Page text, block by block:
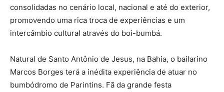
consolidadas no cenário local, nacional e até do exterior,
promovendo uma rica troca de experiências e um
intercâmbio cultural através do boi-bumbá.
Natural de Santo Antônio de Jesus, na Bahia, o bailarino
Marcos Borges terá a inédita experiência de atuar no
bumbódromo de Parintins. Fã da grande festa